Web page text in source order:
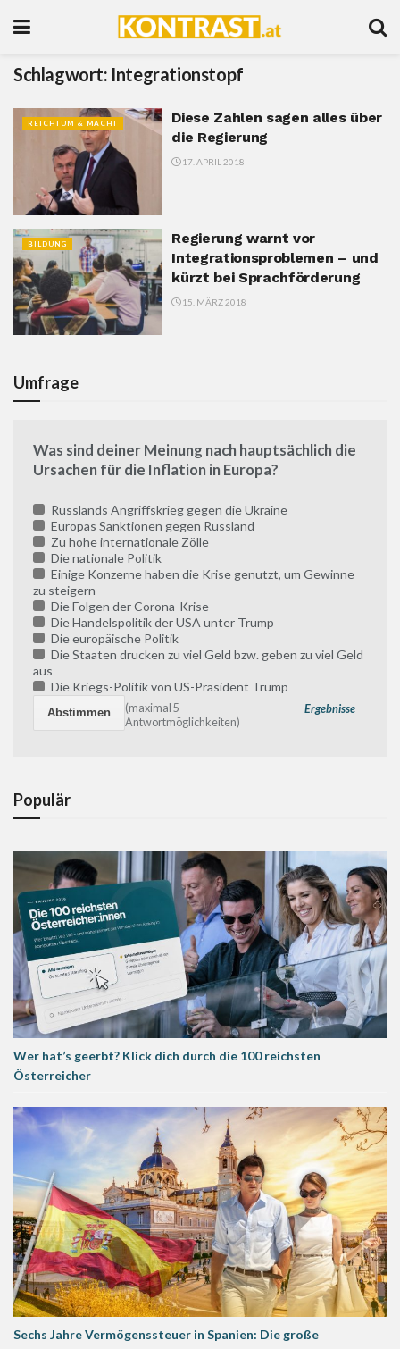
Schlagwort: Integrationstopf
REICHTUM & MACHT
Diese Zahlen sagen alles über
die Regierung
17. APRIL 2018
BILDUNG
Regierung warnt vor
Integrationsproblemen – und
kürzt bei Sprachförderung
15. MÄRZ 2018
Umfrage
Was sind deiner Meinung nach hauptsächlich die
Ursachen für die Inflation in Europa?
Russlands Angriffskrieg gegen die Ukraine
Europas Sanktionen gegen Russland
Zu hohe internationale Zölle
Die nationale Politik
Einige Konzerne haben die Krise genutzt, um Gewinne
zu steigern
Die Folgen der Corona-Krise
Die Handelspolitik der USA unter Trump
Die europäische Politik
Die Staaten drucken zu viel Geld bzw. geben zu viel Geld
aus
Die Kriegs-Politik von US-Präsident Trump
Ergebnisse
(maximal 5
Antwortmöglichkeiten)
Populär
Wer hat’s geerbt? Klick dich durch die 100 reichsten
Österreicher
Sechs Jahre Vermögenssteuer in Spanien: Die große